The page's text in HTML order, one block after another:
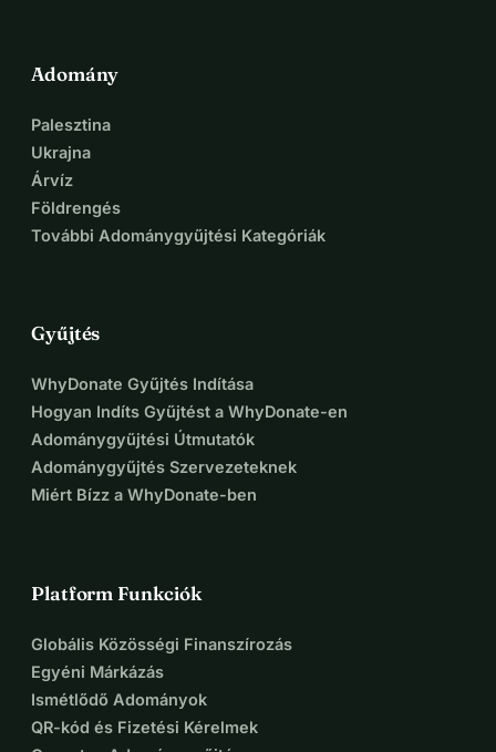
Adomány
Palesztina
Ukrajna
Árvíz
Földrengés
További Adománygyűjtési Kategóriák
Gyűjtés
WhyDonate Gyűjtés Indítása
Hogyan Indíts Gyűjtést a WhyDonate-en
Adománygyűjtési Útmutatók
Adománygyűjtés Szervezeteknek
Miért Bízz a WhyDonate-ben
Platform Funkciók
Globális Közösségi Finanszírozás
Egyéni Márkázás
Ismétlődő Adományok
QR-kód és Fizetési Kérelmek